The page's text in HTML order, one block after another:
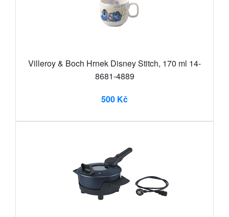
Villeroy & Boch Hrnek Disney Stitch, 170 ml 14-
8681-4889
500 Kč